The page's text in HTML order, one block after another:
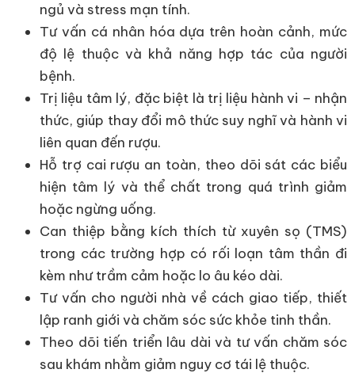
ngủ và stress mạn tính.
Tư vấn cá nhân hóa dựa trên hoàn cảnh, mức
độ lệ thuộc và khả năng hợp tác của người
bệnh.
Trị liệu tâm lý, đặc biệt là trị liệu hành vi – nhận
thức, giúp thay đổi mô thức suy nghĩ và hành vi
liên quan đến rượu.
Hỗ trợ cai rượu an toàn, theo dõi sát các biểu
hiện tâm lý và thể chất trong quá trình giảm
hoặc ngừng uống.
Can thiệp bằng kích thích từ xuyên sọ (TMS)
trong các trường hợp có rối loạn tâm thần đi
kèm như trầm cảm hoặc lo âu kéo dài.
Tư vấn cho người nhà về cách giao tiếp, thiết
lập ranh giới và chăm sóc sức khỏe tinh thần.
Theo dõi tiến triển lâu dài và tư vấn chăm sóc
sau khám nhằm giảm nguy cơ tái lệ thuộc.